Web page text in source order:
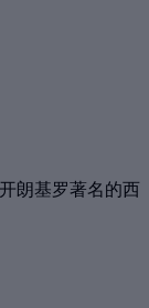
朗基罗著名的西